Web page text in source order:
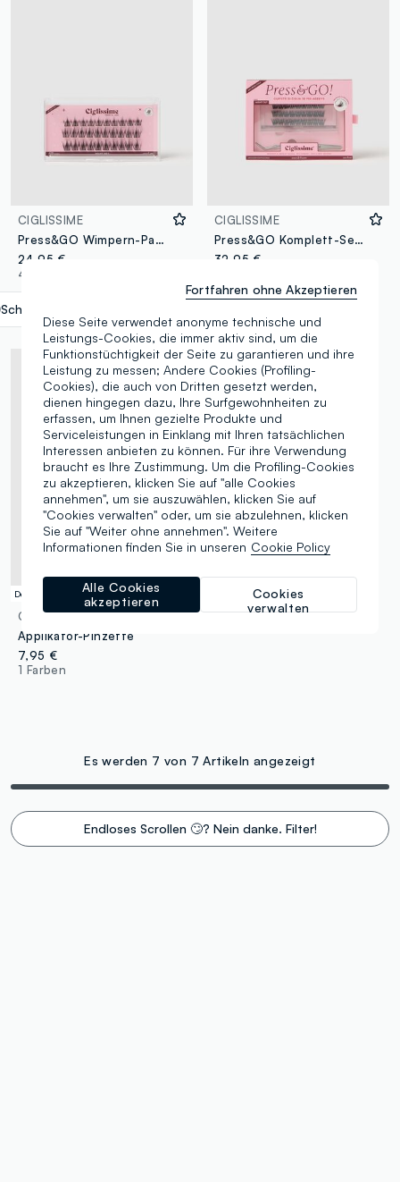
CIGLISSIME
Press&GO Wimpern-Packung – Wispy Wet Style
24,95 €
4 Farben
Schwarz
CIGLISSIME
Press&GO Komplett-Set im Night Out Style
32,95 €
Dermatologisch getestet
CIGLISSIME
Applikator-Pinzette
7,95 €
1 Farben
Es werden 7 von 7 Artikeln angezeigt
Endloses Scrollen 🙄? Nein danke. Filter!
Diese Seite verwendet anonyme technische und
Leistungs-Cookies, die immer aktiv sind, um die
Funktionstüchtigkeit der Seite zu garantieren und ihre
Leistung zu messen; Andere Cookies (Profiling-
Cookies), die auch von Dritten gesetzt werden,
dienen hingegen dazu, Ihre Surfgewohnheiten zu
erfassen, um Ihnen gezielte Produkte und
Serviceleistungen in Einklang mit Ihren tatsächlichen
Interessen anbieten zu können. Für ihre Verwendung
braucht es Ihre Zustimmung. Um die Profiling-Cookies
zu akzeptieren, klicken Sie auf "alle Cookies
annehmen", um sie auszuwählen, klicken Sie auf
"Cookies verwalten" oder, um sie abzulehnen, klicken
Sie auf "Weiter ohne annehmen". Weitere
Informationen finden Sie in unseren Cookie Policy
Cookies
verwalten
Alle Cookies
akzeptieren
Fortfahren ohne Akzeptieren